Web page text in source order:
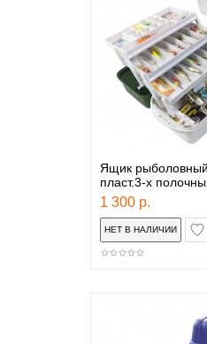
Ящик
пласт.3-х
1 300 р.